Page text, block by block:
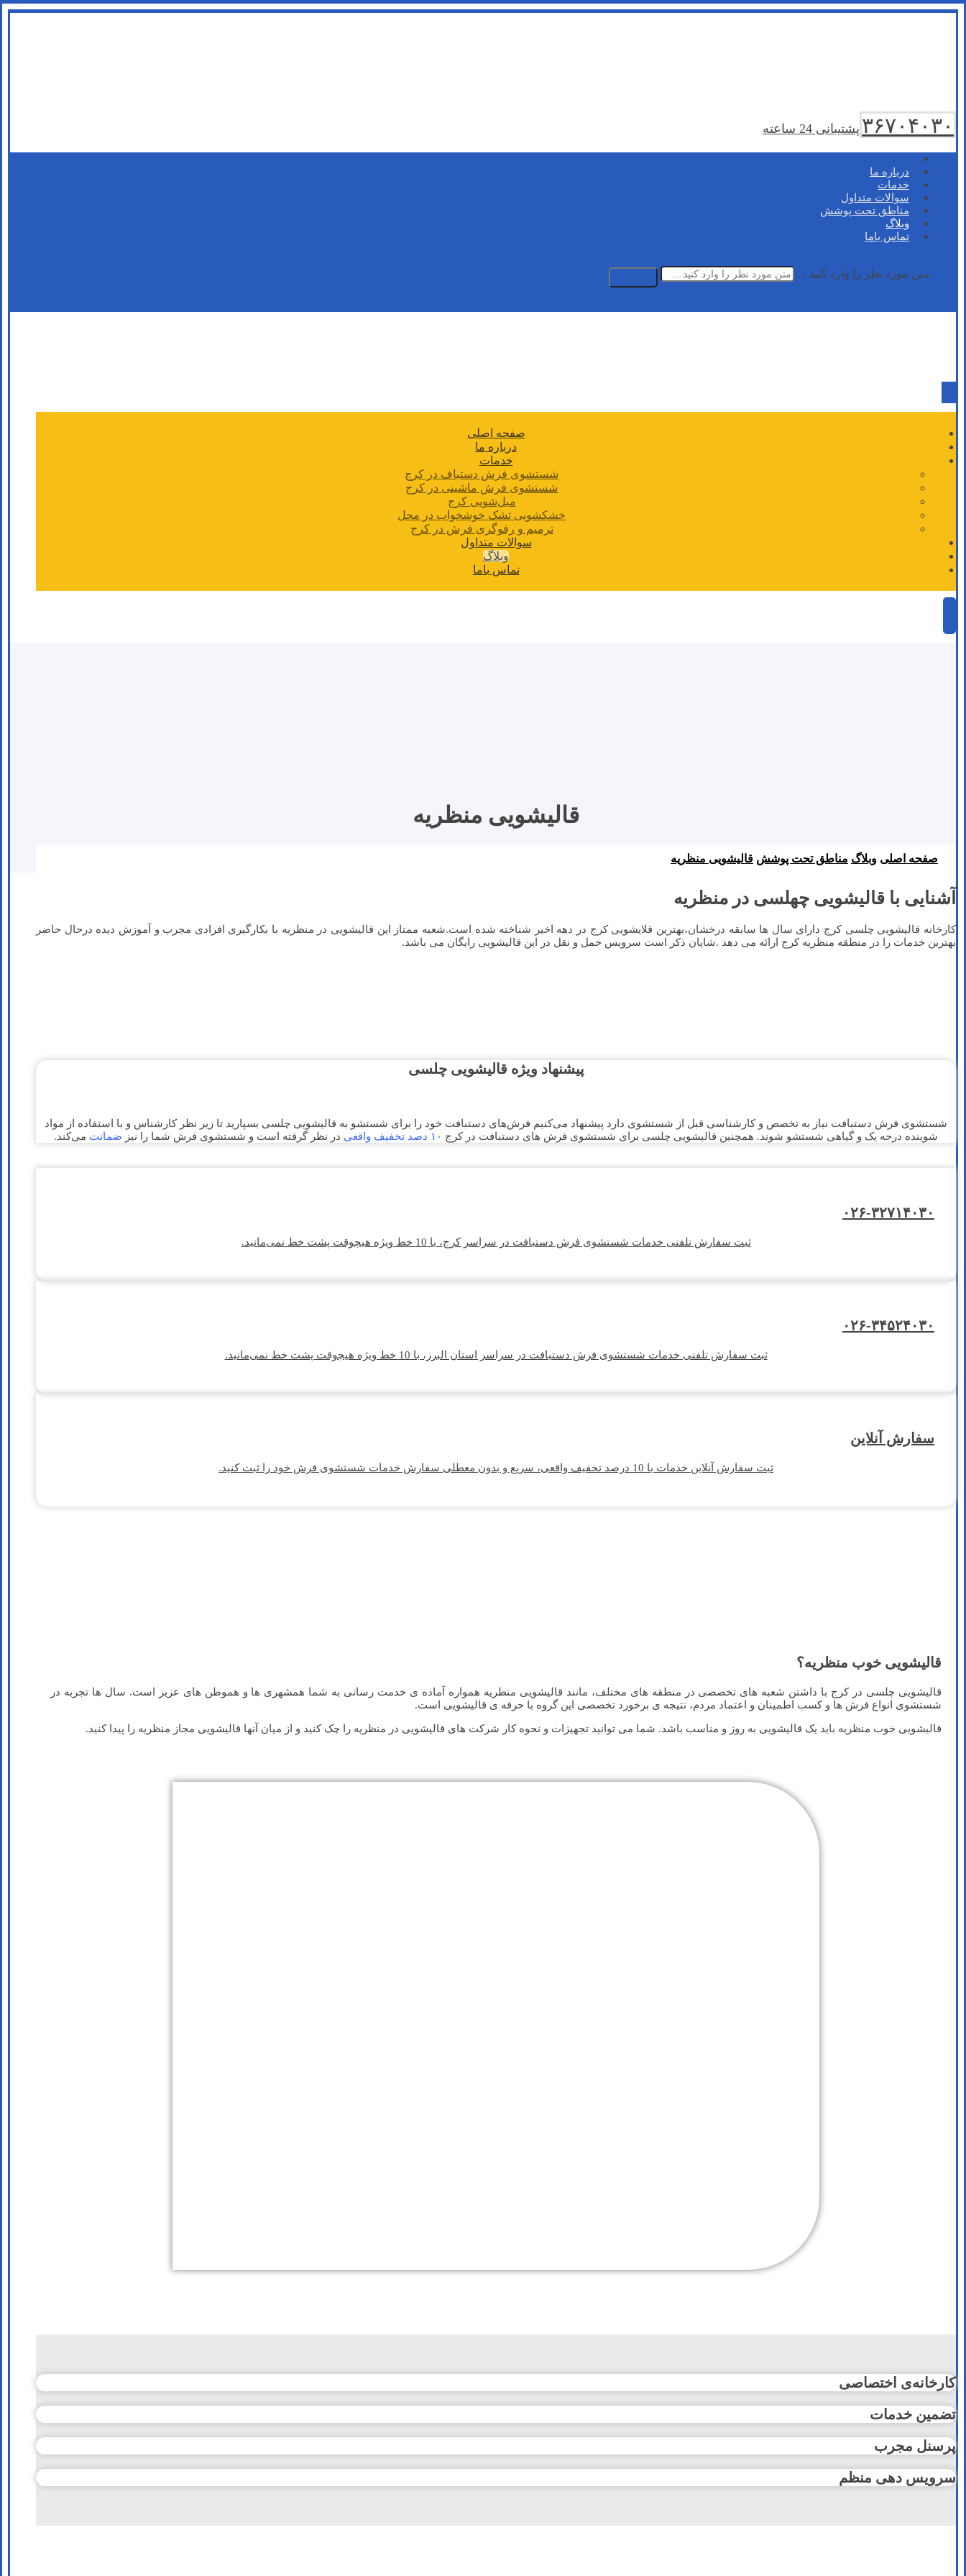
۳۶۷۰۴۰۳۰ پشتیبانی 24 ساعته
درباره ما
خدمات
سوالات متداول
مناطق تحت پوشش
وبلاگ
تماس باما
متن مورد نظر را وارد کنید ...
صفحه اصلی
درباره ما
خدمات
شستشوی فرش دستباف در کرج
شستشوی فرش ماشینی در کرج
مبل‌شویی کرج
خشکشویی تشک خوشخواب در محل
ترمیم و رفوگری فرش در کرج
سوالات متداول
وبلاگ
تماس باما
قالیشویی منظریه
صفحه اصلی وبلاگ مناطق تحت پوشش قالیشویی منظریه
آشنایی با قالیشویی چهلسی در منظریه
کارخانه قالیشویی چلسی کرج دارای سال ها سابقه درخشان،بهترین قلایشویی کرج در دهه اخیر شناخته شده است.شعبه ممتاز این قالیشویی در منظریه با بکارگیری افرادی مجرب و آموزش دیده درحال حاضر
بهترین خدمات را در منطقه منظریه کرج ارائه می دهد .شایان ذکر است سرویس حمل و نقل در این قالیشویی رایگان می باشد.
پیشنهاد ویژه قالیشویی چلسی
شستشوی فرش دستبافت نیاز به تخصص و کارشناسی قبل از شستشوی دارد پیشنهاد می‌کنیم فرش‌های دستبافت خود را برای شستشو به قالیشویی چلسی بسپارید تا زیر نظر کارشناس و با استفاده از مواد
شوینده درجه یک و گیاهی شستشو شوند. همچنین قالیشویی چلسی برای شستشوی فرش های دستبافت در کرج ۱۰ دصد تخفیف واقعی در نظر گرفته است و شستشوی فرش شما را نیز ضمانت می‌کند.
۰۲۶-۳۲۷۱۴۰۳۰
ثبت سفارش تلفنی خدمات شستشوی فرش دستبافت در سراسر کرج، با 10 خط ویژه هیچوقت پشت خط نمی‌مانید.
۰۲۶-۳۴۵۲۴۰۳۰
ثبت سفارش تلفنی خدمات شستشوی فرش دستبافت در سراسر استان البرز، با 10 خط ویژه هیچوقت پشت خط نمی‌مانید.
سفارش آنلاین
ثبت سفارش آنلاین خدمات با 10 درصد تخفیف واقعی، سریع و بدون معطلی سفارش خدمات شستشوی فرش خود را ثبت کنید.
قالیشویی خوب منظریه؟
قالیشویی چلسی در کرج با داشتن شعبه های تخصصی در منطقه های مختلف، مانند قالیشویی منظریه همواره آماده ی خدمت رسانی به شما همشهری ها و هموطن های عزیز است. سال ها تجربه در
شستشوی انواع فرش ها و کسب اطمینان و اعتماد مردم، نتیجه ی برخورد تخصصی این گروه با حرفه ی قالیشویی است.
قالیشویی خوب منظریه باید یک قالیشویی به روز و مناسب باشد. شما می توانید تجهیزات و نحوه کار شرکت های قالیشویی در منظریه را چک کنید و از میان آنها قالیشویی مجاز منظریه را پیدا کنید.
کارخانه‌ی اختصاصی
تضمین خدمات
پرسنل مجرب
سرویس دهی منظم